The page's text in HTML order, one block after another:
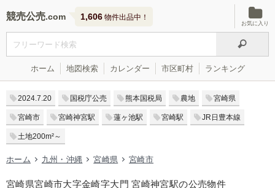
競売公売 1,606 物件出品中！
お気に入り
ホーム 地図検索 カレンダー 市区町村 ランキング
2024.7.20 国税庁公売 熊本国税局 農地 宮崎県
宮崎市 宮崎神宮駅 蓮ヶ池駅 宮崎駅 JR日豊本線
土地200m²～
ホーム 九州・沖縄 宮崎県 宮崎市
宮崎県宮崎市大字金崎字大門 宮崎神宮駅の公売物件